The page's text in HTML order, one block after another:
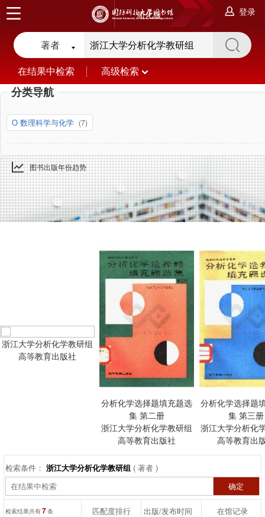
登录
简化版
著者
在结果中检索
高级检索
分类导航
O 数理科学与化学 (7)
图书出版年份趋势
浙江大学分析化学教研组
高等教育出版社
分析化学选择题填充题选
集 第二册
浙江大学分析化学教研组
高等教育出版社
分析化学选择题
集 第三册
浙江大学分析化
高等教育出
检索条件： 浙江大学分析化学教研组 ( 著者 )
检索结果共有7条 匹配度排行 出版/发布时间 在馆记录